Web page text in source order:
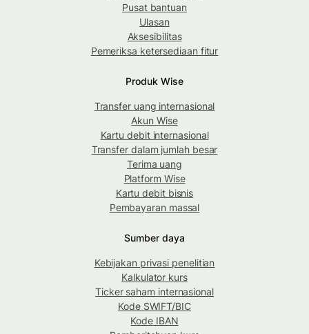
Pusat bantuan
Ulasan
Aksesibilitas
Pemeriksa ketersediaan fitur
Produk Wise
Transfer uang internasional
Akun Wise
Kartu debit internasional
Transfer dalam jumlah besar
Terima uang
Platform Wise
Kartu debit bisnis
Pembayaran massal
Sumber daya
Kebijakan privasi penelitian
Kalkulator kurs
Ticker saham internasional
Kode SWIFT/BIC
Kode IBAN